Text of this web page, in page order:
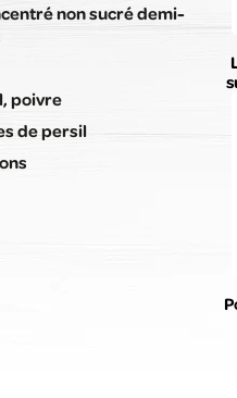
non sucré demi-
poivre
de persil